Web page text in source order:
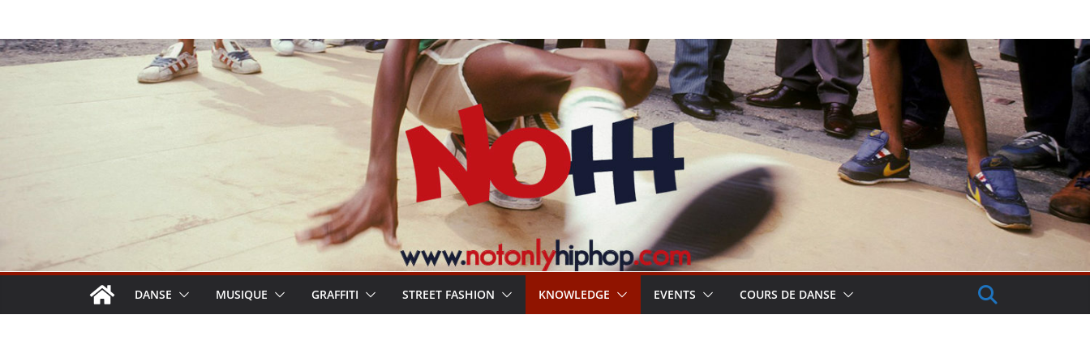
contenu
DANSE MUSIQUE GRAFFITI STREET FASHION KNOWLEDGE EVENTS COURS DE DANSE